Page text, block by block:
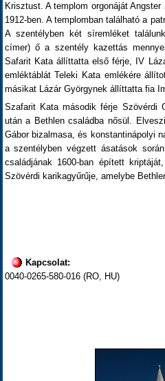
Krisztust. A templom orgonáját
1912-ben. A templomban található a
A szentélyben két síremléket
címer) ő a szentély kazettás
Safarit Kata állíttatta első férje, IV
emléktáblát Teleki Kata emlékére
másikat Lázár Györgynek állíttatta fia
Szafarit Kata második férje Szövérdi
után a Bethlen családba nősül.
Gábor bizalmasa, és konstantinápolyi
a szentélyben végzett ásatások
családjának 1600-ban épített
Szövérdi karikagyűrűje, amelybe
Kapcsolat:
0040-0265-580-016 (RO, HU)